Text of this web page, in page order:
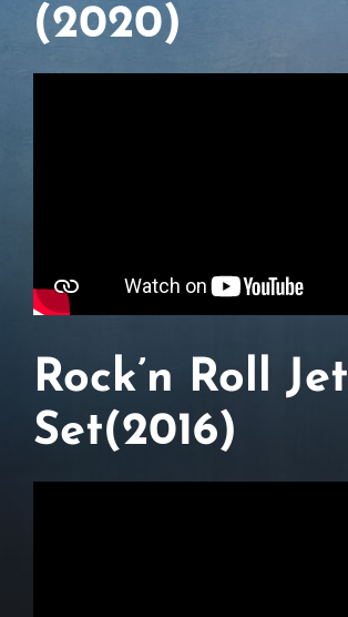
(2020)
Rock’n Roll Jet
Set(2016)